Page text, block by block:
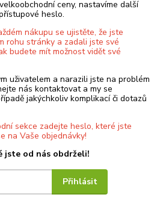
ceny, nastavíme další
heslo.
nákupu se ujistěte, že jste
rohu stránky a zadali jste své
budete mít možnost vidět své
uživatelem a narazili jste na problém
nás kontaktovat a my se
jakýchkoliv komplikací či dotazů
sekce zadejte heslo, které jste
na Vaše objednávky!
jste od nás obdrželi!